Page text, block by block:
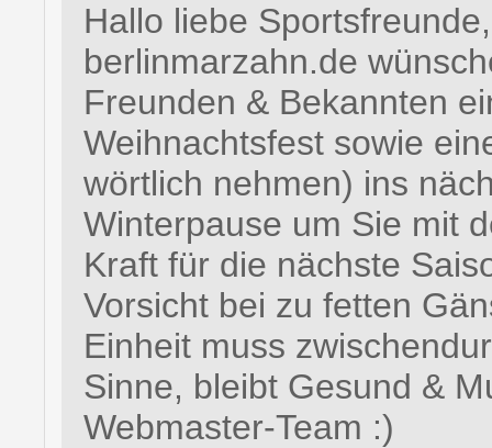
Hallo liebe
berlinmarzahn.de
Freunden & Bekannten
Weihnachtsfest sowie
wörtlich nehmen) ins
Winterpause um Sie mit
Kraft für die nächste
Vorsicht bei zu fetten
Einheit muss
Sinne, bleibt Gesund &
Webmaster-Team :)